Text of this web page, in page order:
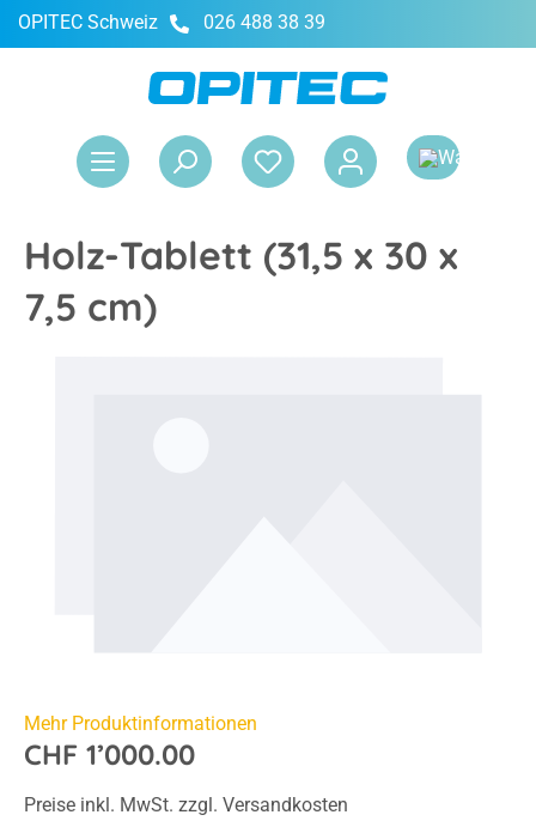
springen
OPITEC Schweiz 026 488 38 39
Holz-Tablett (31,5 x 30 x
7,5 cm)
Mehr Produktinformationen
CHF 1’000.00
Preise inkl. MwSt. zzgl. Versandkosten